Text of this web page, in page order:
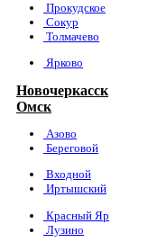
Прокудское
Сокур
Толмачево
Ярково
Новочеркасск
Омск
Азово
Береговой
Входной
Иртышский
Красный Яр
Лузино